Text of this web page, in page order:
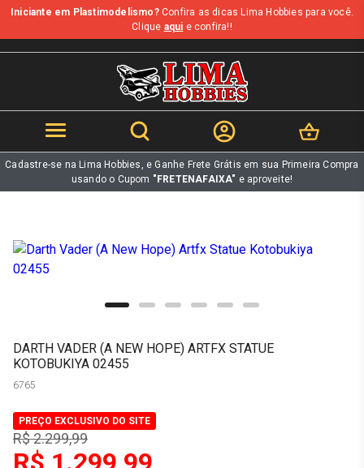
b
Iniciante em Plastimodelismo?Confira as dicas Lima Hobbies para você.
Clique aqui e confira!!
Cadastre-se na Lima Hobbies, e Ganhe Frete Grátis em sua Primeira Compra
usando o Cupom "FRETENAFAIXA" e aproveite!
DARTH VADER (A NEW HOPE) ARTFX STATUE
KOTOBUKIYA 02455
6765
PREÇO EXCLUSIVO DO SITE
R$ 2.299,99